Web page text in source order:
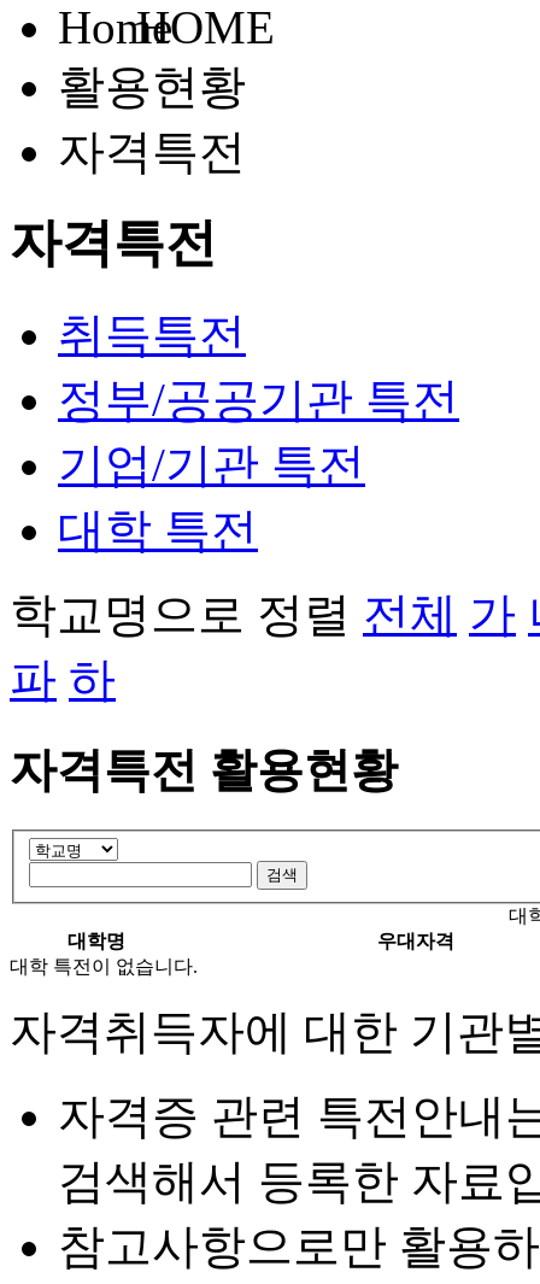
HOME
활용현황
자격특전
자격특전
취득특전
정부/공공기관 특전
기업/기관 특전
대학 특전
학교명으로 정렬 전체 가
파 하
자격특전 활용현황
대
대학명
우대자격
대학 특전이 없습니다.
자격취득자에 대한 기관
자격증 관련 특전안내
검색해서 등록한 자료
참고사항으로만 활용